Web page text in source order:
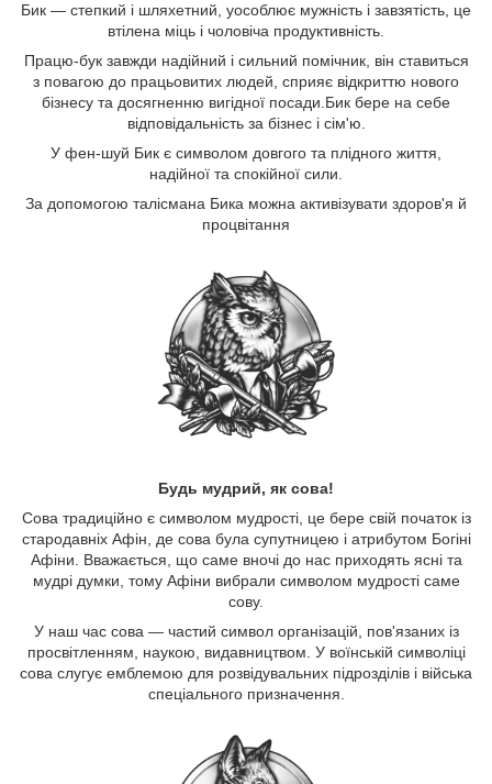
Бик — степкий і шляхетний, уособлює мужність і завзятість, це
втілена міць і чоловіча продуктивність.
Працю-бук завжди надійний і сильний помічник, він ставиться
з повагою до працьовитих людей, сприяє відкриттю нового
бізнесу та досягненню вигідної посади.Бик бере на себе
відповідальність за бізнес і сім'ю.
У фен-шуй Бик є символом довгого та плідного життя,
надійної та спокійної сили.
За допомогою талісмана Бика можна активізувати здоров'я й
процвітання
Будь мудрий, як сова!
Сова традиційно є символом мудрості, це бере свій початок із
стародавніх Афін, де сова була супутницею і атрибутом Богіні
Афіни. Вважається, що саме вночі до нас приходять ясні та
мудрі думки, тому Афіни вибрали символом мудрості саме
сову.
У наш час сова — частий символ організацій, пов'язаних із
просвітленням, наукою, видавництвом. У воїнській символіці
сова слугує емблемою для розвідувальних підрозділів і війська
спеціального призначення.